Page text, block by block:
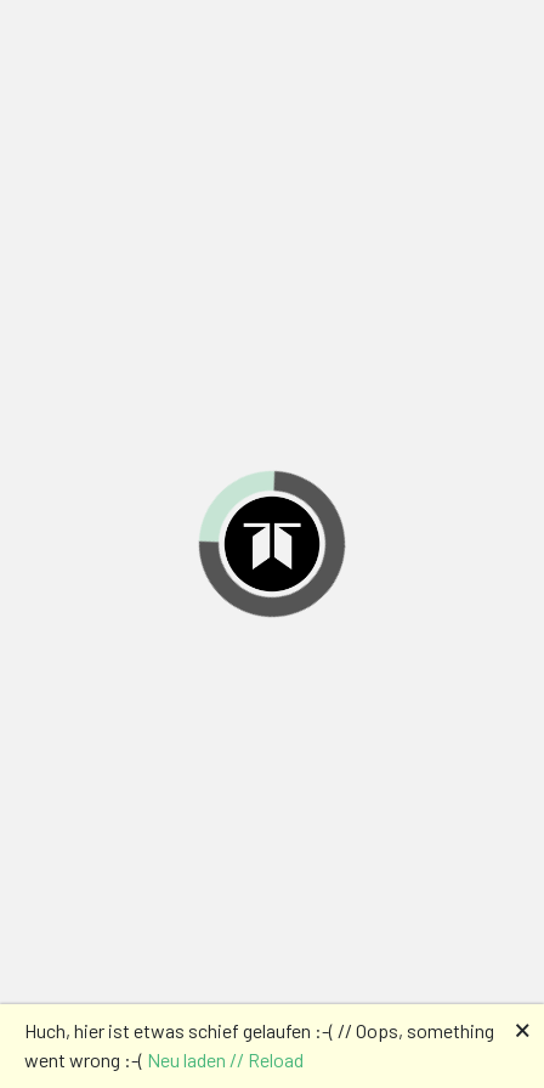
Huch, hier ist etwas schief gelaufen :-( // Oops, something
went wrong :-( Neu laden // Reload
🗙